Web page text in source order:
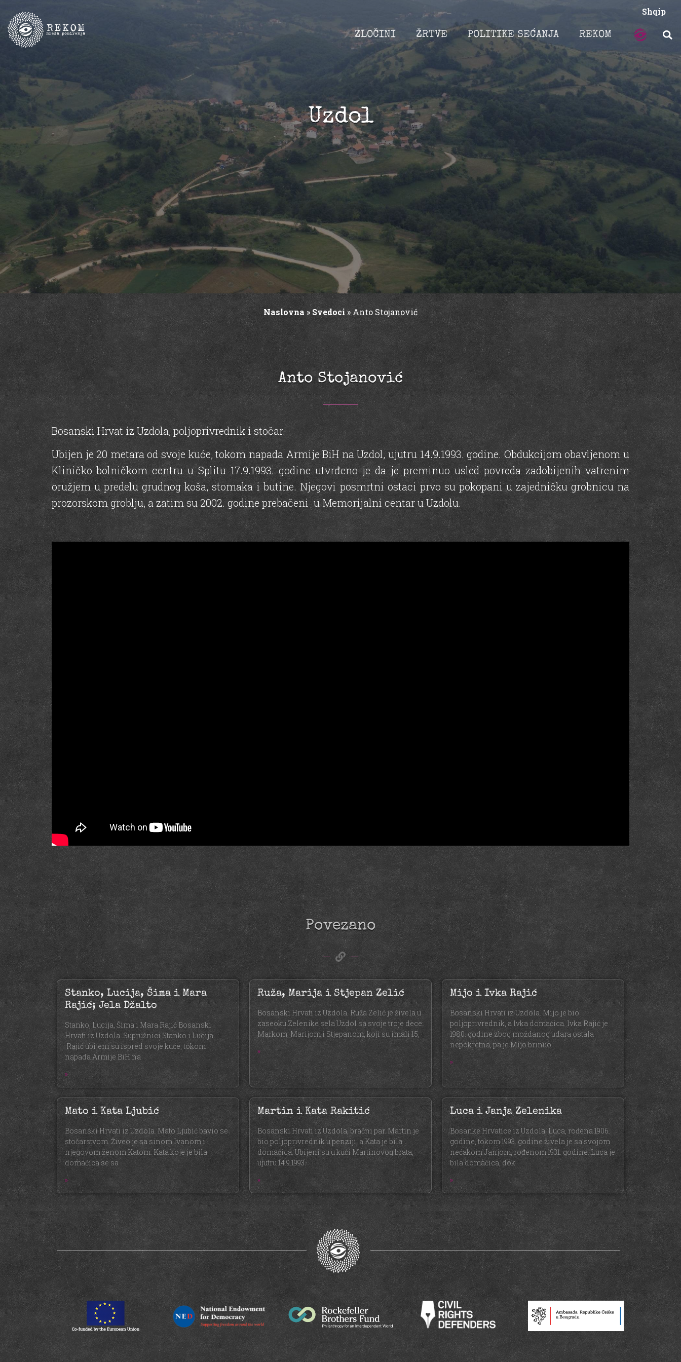
Shqip
ZLOČINI ŽRTVE POLITIKE SEĆANJA REKOM
Uzdol
Naslovna » Svedoci »Anto Stojanović
Anto Stojanović
Bosanski Hrvat iz Uzdola, poljoprivrednik i stočar.
Ubijen je 20 metara od svoje kuće, tokom napada Armije BiH na Uzdol, ujutru 14.9.1993. godine. Obdukcijom obavljenom u
Kliničko-bolničkom centru u Splitu 17.9.1993. godine utvrđeno je da je preminuo usled povreda zadobijenih vatrenim
oružjem u predelu grudnog koša, stomaka i butine. Njegovi posmrtni ostaci prvo su pokopani u zajedničku grobnicu na
prozorskom groblju, a zatim su 2002. godine prebačeni u Memorijalni centar u Uzdolu.
Povezano
Stanko, Lucija, Šima i Mara
Rajić; Jela Džalto
Stanko, Lucija, Šima i Mara Rajić Bosanski
Hrvati iz Uzdola. Supružnici Stanko i Lucija
Rajić ubijeni su ispred svoje kuće, tokom
napada Armije BiH na
»
Ruža, Marija i Stjepan Zelić
Bosanski Hrvati iz Uzdola. Ruža Zelić je živela u
zaseoku Zelenike sela Uzdol sa svoje troje dece:
Markom, Marijom i Stjepanom, koji su imali 15,
»
Mijo i Ivka Rajić
Bosanski Hrvati iz Uzdola. Mijo je bio
poljoprivrednik, a Ivka domaćica. Ivka Rajić je
1980. godine zbog moždanog udara ostala
nepokretna, pa je Mijo brinuo
»
Mato i Kata Ljubić
Bosanski Hrvati iz Uzdola. Mato Ljubić bavio se
stočarstvom. Živeo je sa sinom Ivanom i
njegovom ženom Katom. Kata koje je bila
domaćica se sa
»
Martin i Kata Rakitić
Bosanski Hrvati iz Uzdola, bračni par. Martin je
bio poljoprivrednik u penziji, a Kata je bila
domaćica. Ubijeni su u kući Martinovog brata,
ujutru 14.9.1993.
»
Luca i Janja Zelenika
Bosanke Hrvatice iz Uzdola. Luca, rođena 1906.
godine, tokom 1993. godine živela je sa svojom
nećakom Janjom, rođenom 1931. godine. Luca je
bila domaćica, dok
»